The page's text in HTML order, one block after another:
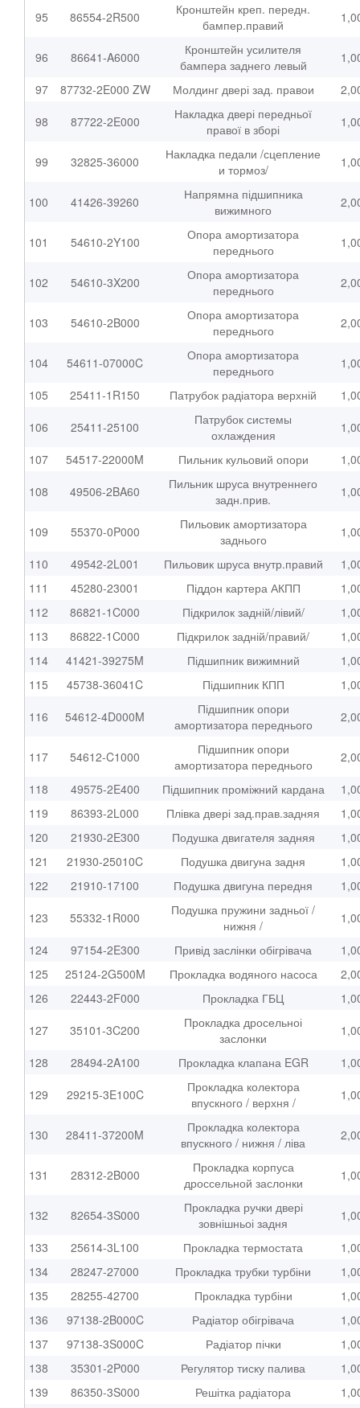
95 86554-2R500
Кронштейн креп. передн.
бампер.правий
96 86641-A6000
Кронштейн усилителя
бампера заднего левый
97
87732-2E000 ZW Молдинг двері зад. правои
98
87722-2E000
Накладка двері передньої
правої в зборі
99 32825-36000
Накладка педали /сцепление
и тормоз/
100 41426-39260
Напрямна підшипника
вижимного
101 54610-2Y100
Опора амортизатора
переднього
102 54610-3X200
Опора амортизатора
переднього
103 54610-2B000
Опора амортизатора
переднього
104 54611-07000C
Опора амортизатора
переднього
105
25411-1R150 Патрубок радіатора верхній
106
25411-25100
Патрубок системы
охлаждения
107
54517-22000M Пильник кульовий опори
108
49506-2BA60
Пильник шруса внутреннего
задн.прив.
109 55370-0P000
Пильовик амортизатора
заднього
110
49542-2L001 Пильовик шруса внутр.правий
111
45280-23001 Піддон картера АКПП
112
86821-1C000 Підкрилок задній/лівий/
113
86822-1C000 Підкрилок задній/правий/
114
41421-39275M Підшипник вижимний
115
45738-36041C Підшипник КПП
116
54612-4D000M
Підшипник опори
амортизатора переднього
117 54612-C1000
Підшипник опори
амортизатора переднього
118
49575-2E400 Підшипник проміжний кардана
119
86393-2L000 Плівка двері зад.прав.задняя
120
21930-2E300 Подушка двигателя задняя
121
21930-25010C Подушка двигуна задня
122
21910-17100 Подушка двигуна передня
123
55332-1R000
Подушка пружини задньої /
нижня /
124
97154-2E300 Привід заслінки обігрівача
125
25124-2G500M Прокладка водяного насоса
126
22443-2F000 Прокладка ГБЦ
127
35101-3C200
Прокладка дросельноі
заслонки
128
28494-2A100 Прокладка клапана EGR
129
29215-3E100C
Прокладка колектора
впускного / верхня /
130 28411-37200M
Прокладка колектора
впускного / нижня / ліва
131 28312-2B000
Прокладка корпуса
дроссельной заслонки
132 82654-3S000
Прокладка ручки двері
зовнішньоі задня
133
25614-3L100 Прокладка термостата
134
28247-27000 Прокладка трубки турбіни
135
28255-42700 Прокладка турбіни
136
97138-2B000C Радіатор обігрівача
137
97138-3S000C Радіатор пічки
138
35301-2P000 Регулятор тиску палива
139
86350-3S000 Решітка радіатора